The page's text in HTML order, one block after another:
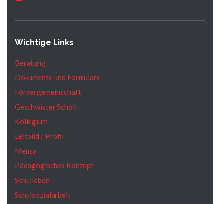
Wichtige Links
Beratung
Dokumente und Formulare
Fördergemeinschaft
Geschwister Scholl
Kollegium
Leitbild / Profil
Mensa
Pädagogisches Konzept
Schulleben
Schulsozialarbeit